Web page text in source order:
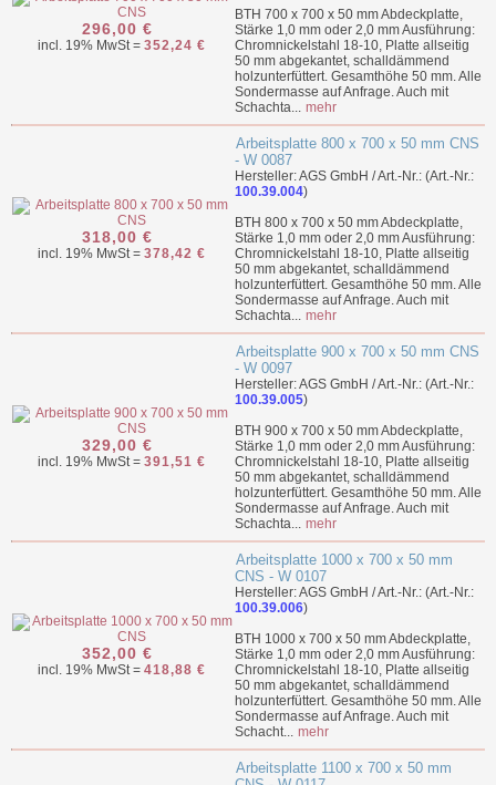
296,00 €
incl. 19% MwSt = 352,24 €
BTH 700 x 700 x 50 mm Abdeckplatte,
Stärke 1,0 mm oder 2,0 mm Ausführung:
Chromnickelstahl 18-10, Platte allseitig
50 mm abgekantet, schalldämmend
holzunterfüttert. Gesamthöhe 50 mm. Alle
Sondermasse auf Anfrage. Auch mit
Schachta... mehr
318,00 €
incl. 19% MwSt = 378,42 €
Arbeitsplatte 800 x 700 x 50 mm CNS
- W 0087
Hersteller: AGS GmbH / Art.-Nr.: (Art.-Nr.:
100.39.004)
BTH 800 x 700 x 50 mm Abdeckplatte,
Stärke 1,0 mm oder 2,0 mm Ausführung:
Chromnickelstahl 18-10, Platte allseitig
50 mm abgekantet, schalldämmend
holzunterfüttert. Gesamthöhe 50 mm. Alle
Sondermasse auf Anfrage. Auch mit
Schachta... mehr
329,00 €
incl. 19% MwSt = 391,51 €
Arbeitsplatte 900 x 700 x 50 mm CNS
- W 0097
Hersteller: AGS GmbH / Art.-Nr.: (Art.-Nr.:
100.39.005)
BTH 900 x 700 x 50 mm Abdeckplatte,
Stärke 1,0 mm oder 2,0 mm Ausführung:
Chromnickelstahl 18-10, Platte allseitig
50 mm abgekantet, schalldämmend
holzunterfüttert. Gesamthöhe 50 mm. Alle
Sondermasse auf Anfrage. Auch mit
Schachta... mehr
352,00 €
incl. 19% MwSt = 418,88 €
Arbeitsplatte 1000 x 700 x 50 mm
CNS - W 0107
Hersteller: AGS GmbH / Art.-Nr.: (Art.-Nr.:
100.39.006)
BTH 1000 x 700 x 50 mm Abdeckplatte,
Stärke 1,0 mm oder 2,0 mm Ausführung:
Chromnickelstahl 18-10, Platte allseitig
50 mm abgekantet, schalldämmend
holzunterfüttert. Gesamthöhe 50 mm. Alle
Sondermasse auf Anfrage. Auch mit
Schacht... mehr
Arbeitsplatte 1100 x 700 x 50 mm